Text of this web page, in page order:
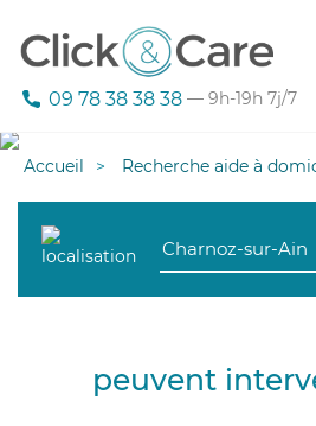
09 78 38 38 38 — 9h-19h 7j/7
Accueil Recherche aide à
peuvent